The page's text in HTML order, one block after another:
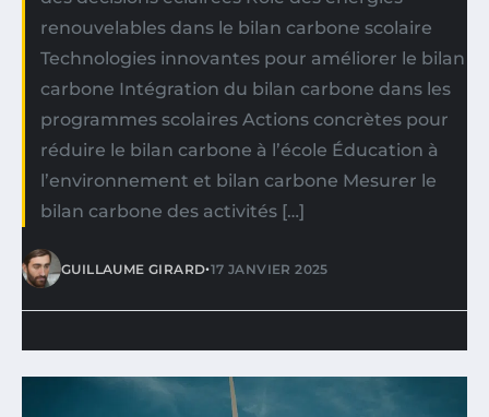
renouvelables dans le bilan carbone scolaire
Technologies innovantes pour améliorer le bilan
carbone Intégration du bilan carbone dans les
programmes scolaires Actions concrètes pour
réduire le bilan carbone à l’école Éducation à
l’environnement et bilan carbone Mesurer le
bilan carbone des activités […]
GUILLAUME GIRARD•17 JANVIER 2025